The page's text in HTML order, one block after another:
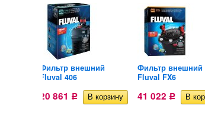
Фильтр внешний
Fluval 406
20 861 Р
Фильтр внешний
Fluval FX6
41 022 Р